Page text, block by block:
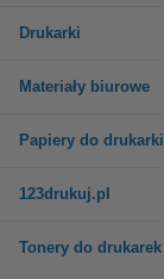
Drukarki
Materiały biurowe
Papiery do drukarki
123drukuj.pl
Tonery do drukarek